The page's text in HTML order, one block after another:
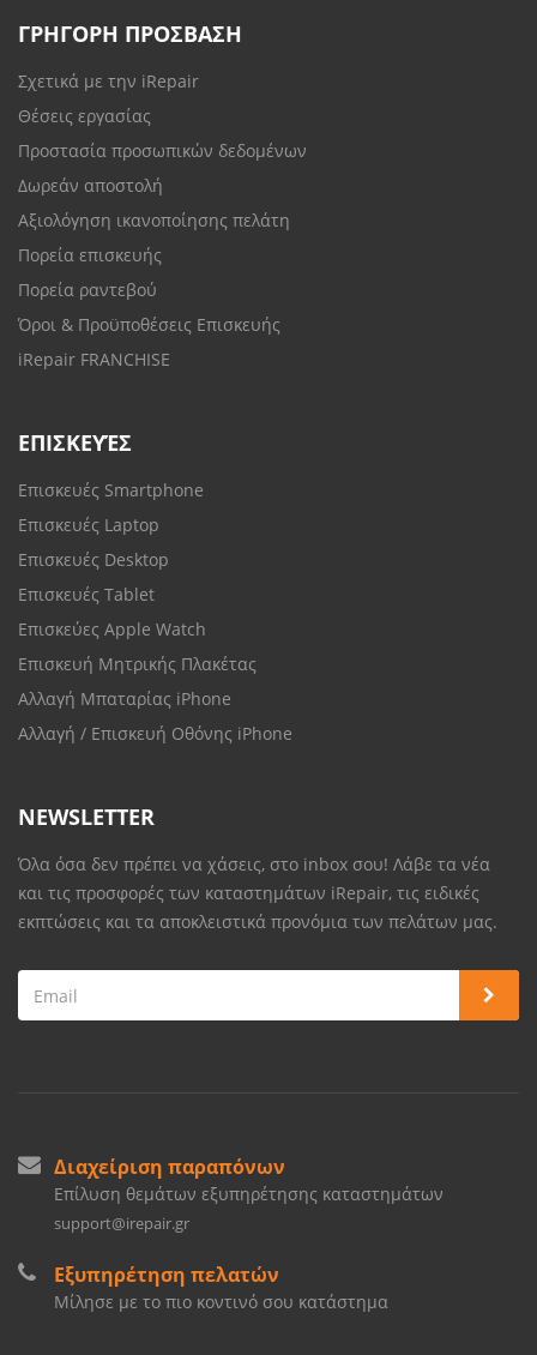
ΓΡΗΓΟΡΗ ΠΡΟΣΒΑΣΗ
Σχετικά με την iRepair
Θέσεις εργασίας
Προστασία προσωπικών δεδομένων
Δωρεάν αποστολή
Αξιολόγηση ικανοποίησης πελάτη
Πορεία επισκευής
Πορεία ραντεβού
Όροι & Προϋποθέσεις Επισκευής
iRepair FRANCHISE
ΕΠΙΣΚΕΥΈΣ
Επισκευές Smartphone
Επισκευές Laptop
Επισκευές Desktop
Επισκευές Tablet
Επισκεύες Apple Watch
Επισκευή Μητρικής Πλακέτας
Αλλαγή Μπαταρίας iPhone
Αλλαγή / Επισκευή Οθόνης iPhone
NEWSLETTER
Όλα όσα δεν πρέπει να χάσεις, στο inbox σου! Λάβε τα νέα
και τις προσφορές των καταστημάτων iRepair, τις ειδικές
εκπτώσεις και τα αποκλειστικά προνόμια των πελάτων μας.
Διαχείριση παραπόνων
Επίλυση θεμάτων εξυπηρέτησης καταστημάτων
support@irepair.gr
Εξυπηρέτηση πελατών
Μίλησε με το πιο κοντινό σου κατάστημα